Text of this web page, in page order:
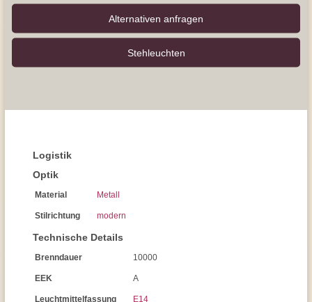
Alternativen anfragen
Stehleuchten
Logistik
Optik
Material Metall
Stilrichtung modern
Technische Details
Brenndauer 10000
EEK A
Leuchtmittelfassung E14